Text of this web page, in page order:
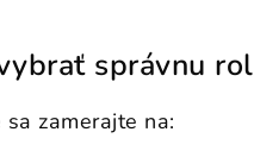
správnu
zamerajte na: